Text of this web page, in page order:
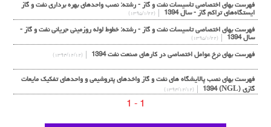
فهرست بهای اختصاصی تاسیسات نفت و گاز - رشته: نصب واحدهای بهره برداری نفت و گاز
ایستگاه‌های تراکم گاز - سال 1394
(۱۳۹۵/۱/۲۲)
فهرست بهای اختصاصی تاسیسات نفت و گاز - رشته: خطوط لوله روزمینی جریانی نفت و گاز -
سال 1394
(۱۳۹۵/۱/۲۲)
فهرست بهای نرخ عوامل اختصاصی در کارهای صنعت نفت 1394 (۱۳۹۴/۱۲/۱۲)
فهرست بهای نصب پالایشگاه های نفت و گاز واخدهای پتروشیمی و واحدهای تفکیک مایعات
گازی (NGL) 1394
(۱۳۹۴/۱۲/۱۲)
1 - 1